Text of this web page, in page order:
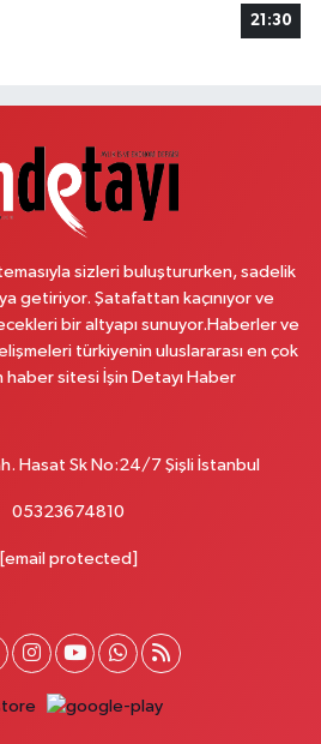
17 JD AYDOSLAND SİTESİ ALTI
6A AKSOYLAR 2 DÜĞÜN SALONU KARŞISI
Tarifi Al
Caddesi 71 C ABİTLER DURAĞI
Tarifi Al
AİLE SAĞLIĞI MERKEZİ KARŞISI
Tarifi Al
21:30
sizleri buluştururken, sadelik
getiriyor. Şatafattan kaçınıyor ve
bir altyapı sunuyor.Haberler ve
türkiyenin uluslararası en çok
sitesi İşin Detayı Haber
Hasat Sk No:24/7 Şişli İstanbul
05323674810
[email protected]